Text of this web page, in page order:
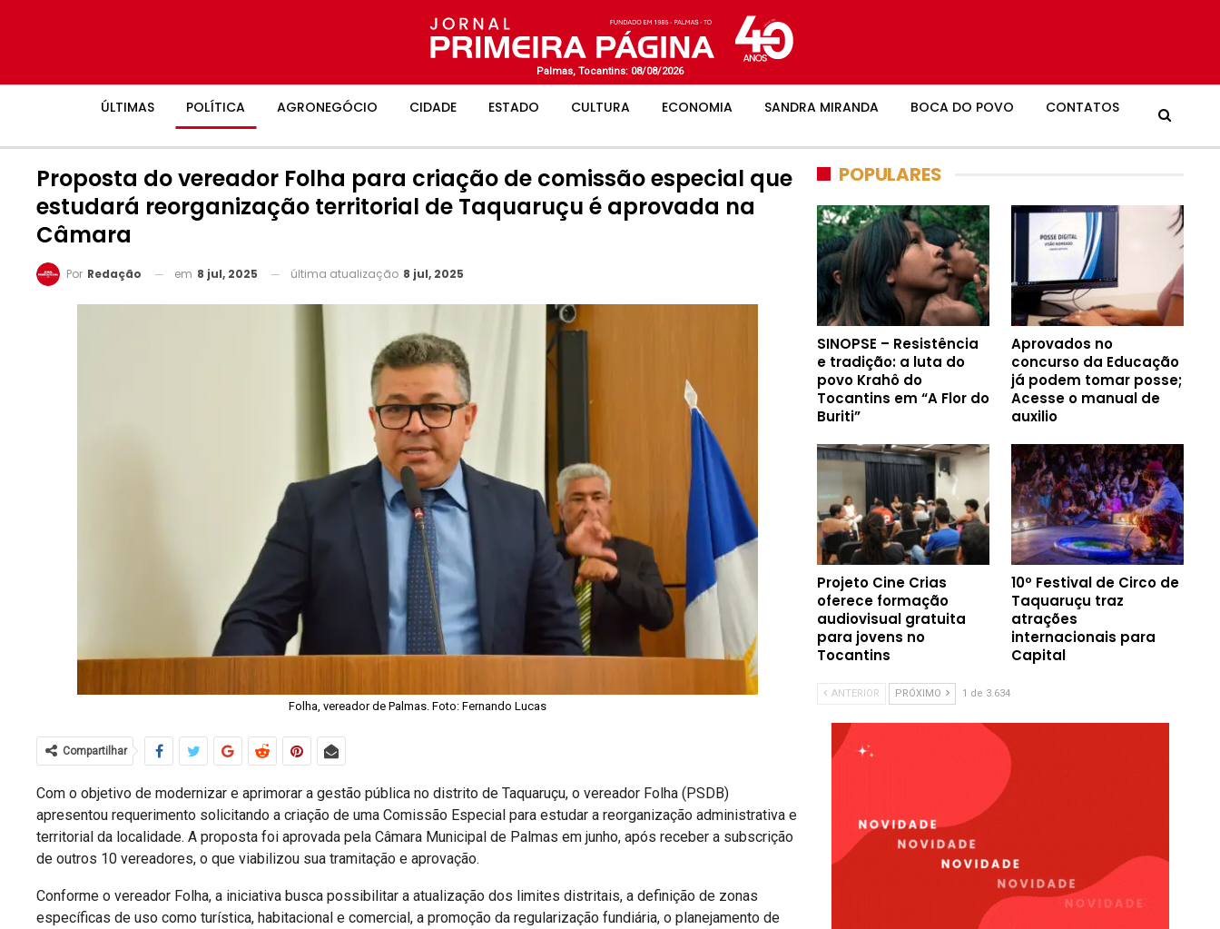
Palmas, Tocantins: 08/08/2026
ÚLTIMAS POLÍTICA AGRONEGÓCIO CIDADE ESTADO CULTURA ECONOMIA SANDRA MIRANDA BOCA DO POVO CONTATOS
Proposta do vereador Folha para criação de comissão especial que
estudará reorganização territorial de Taquaruçu é aprovada na
Câmara
Por Redação em 8 jul, 2025 última atualização 8 jul, 2025
Folha, vereador de Palmas. Foto: Fernando Lucas
Compartilhar
Com o objetivo de modernizar e aprimorar a gestão pública no distrito de Taquaruçu, o vereador Folha (PSDB)
apresentou requerimento solicitando a criação de uma Comissão Especial para estudar a reorganização administrativa e
territorial da localidade. A proposta foi aprovada pela Câmara Municipal de Palmas em junho, após receber a subscrição
de outros 10 vereadores, o que viabilizou sua tramitação e aprovação.
Conforme o vereador Folha, a iniciativa busca possibilitar a atualização dos limites distritais, a definição de zonas
específicas de uso como turística, habitacional e comercial, a promoção da regularização fundiária, o planejamento de
POPULARES
SINOPSE – Resistência
e tradição: a luta do
povo Krahô do
Tocantins em “A Flor do
Buriti”
Aprovados no
concurso da Educação
já podem tomar posse;
Acesse o manual de
auxilio
Projeto Cine Crias
oferece formação
audiovisual gratuita
para jovens no
Tocantins
10º Festival de Circo de
Taquaruçu traz
atrações
internacionais para
Capital
ANTERIOR PRÓXIMO 1 de 3.634